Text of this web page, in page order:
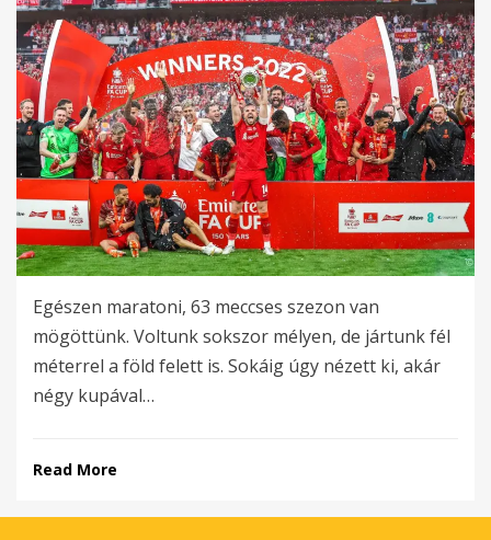
Egészen maratoni, 63 meccses szezon van
mögöttünk. Voltunk sokszor mélyen, de jártunk fél
méterrel a föld felett is. Sokáig úgy nézett ki, akár
négy kupával…
Read More